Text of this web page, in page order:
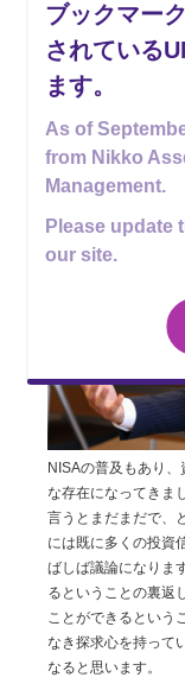
ます。ゴルフは、な
――これから入
たら？
NISAの普及もあり
な存在になってきま
言うとまだまだで、
には既に多くの投資
ばしば議論になりま
るということの裏返
ことができるという
なき探求心を持って
なると思います。
ブックマー
されている
ます。
As of
from Nikko
Management.
Please update
our site.